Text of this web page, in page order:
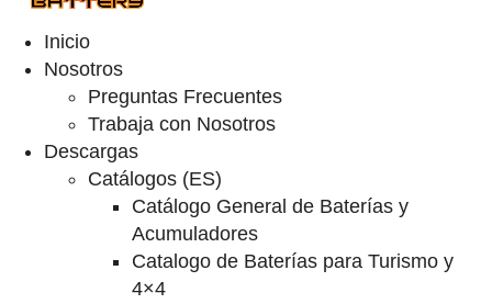
Inicio
Nosotros
Preguntas Frecuentes
Trabaja con Nosotros
Descargas
Catálogos (ES)
Catálogo General de Baterías y
Acumuladores
Catalogo de Baterías para Turismo y
4×4